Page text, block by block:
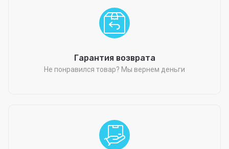
Гарантия возврата
Не понравился товар? Мы вернем деньги